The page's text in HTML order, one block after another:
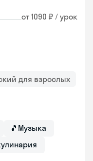
от 1090 ₽ / урок
для взрослых
🎵 Музыка